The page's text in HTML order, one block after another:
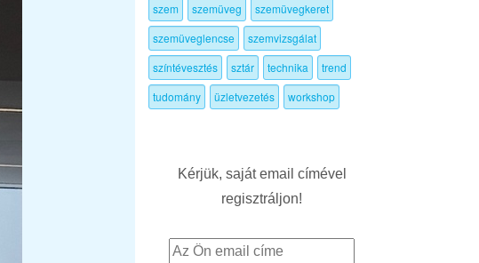
szem
szemüveg
szemüvegkeret
szemüveglencse
szemvizsgálat
színtévesztés
sztár technika
trend
tudomány
üzletvezetés workshop
Kérjük, saját email címével
regisztráljon!